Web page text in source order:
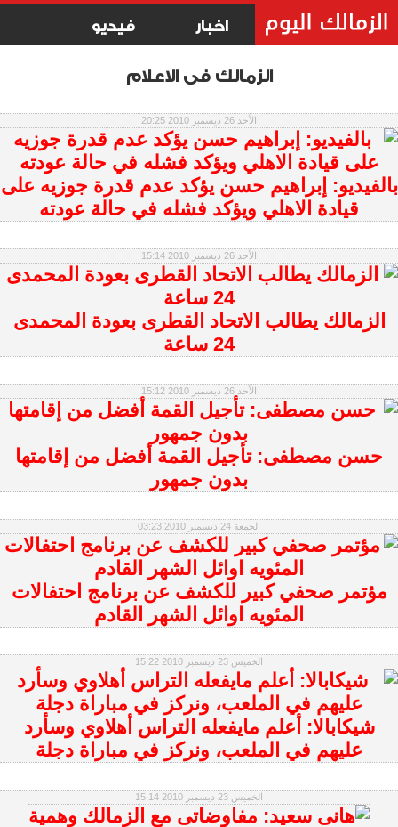
اخبار فيديو
الزمالك فى الاعلام
الأحد 26 ديسمبر 2010 20:25
بالفيديو: إبراهيم حسن يؤكد عدم قدرة جوزيه على
قيادة الاهلي ويؤكد فشله في حالة عودته
الأحد 26 ديسمبر 2010 15:14
الزمالك يطالب الاتحاد القطرى بعودة المحمدى
24 ساعة
الأحد 26 ديسمبر 2010 15:12
حسن مصطفى: تأجيل القمة أفضل من إقامتها
بدون جمهور
الجمعة 24 ديسمبر 2010 03:23
مؤتمر صحفي كبير للكشف عن برنامج احتفالات
المئويه اوائل الشهر القادم
الخميس 23 ديسمبر 2010 15:22
شيكابالا: أعلم مايفعله التراس أهلاوي وسأرد
عليهم في الملعب، ونركز في مباراة دجلة
الخميس 23 ديسمبر 2010 15:14